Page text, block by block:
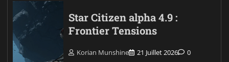
Star Citizen alpha 4.9 :
Frontier Tensions
Korian Munshine 21 Juillet 2026 0